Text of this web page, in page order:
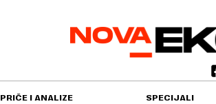
PRIČE I ANALIZE SPECIJALI